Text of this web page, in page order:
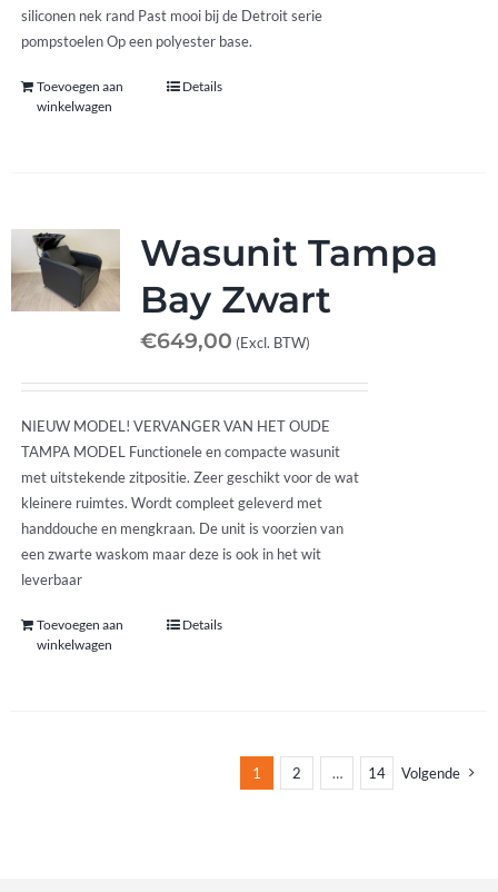
siliconen nek rand Past mooi bij de Detroit serie
pompstoelen Op een polyester base.
Toevoegen aan
winkelwagen
Details
Wasunit Tampa
Bay Zwart
€649,00 (Excl. BTW)
NIEUW MODEL! VERVANGER VAN HET OUDE
TAMPA MODEL Functionele en compacte wasunit
met uitstekende zitpositie. Zeer geschikt voor de wat
kleinere ruimtes. Wordt compleet geleverd met
handdouche en mengkraan. De unit is voorzien van
een zwarte waskom maar deze is ook in het wit
leverbaar
Toevoegen aan
winkelwagen
Details
1 2 … 14 Volgende